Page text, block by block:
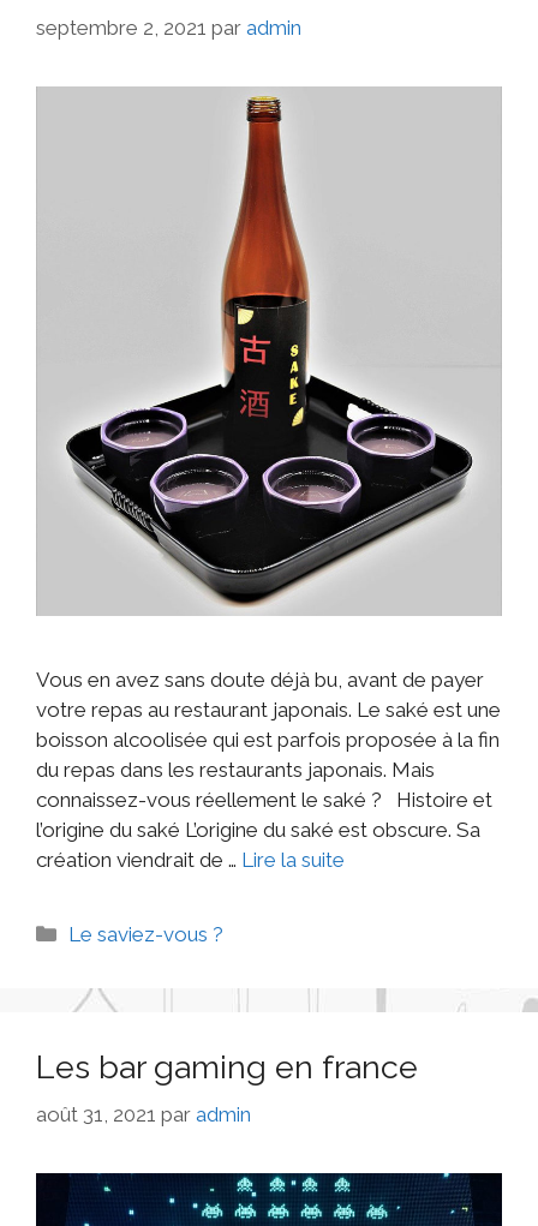
septembre 2, 2021 par admin
Vous en avez sans doute déjà bu, avant de payer
votre repas au restaurant japonais. Le saké est une
boisson alcoolisée qui est parfois proposée à la fin
du repas dans les restaurants japonais. Mais
connaissez-vous réellement le saké ? Histoire et
l’origine du saké L’origine du saké est obscure. Sa
création viendrait de … Lire la suite
Le saviez-vous ?
Les bar gaming en france
août 31, 2021 par admin